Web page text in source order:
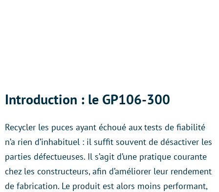
Introduction : le GP106-300
Recycler les puces ayant échoué aux tests de fiabilité
n’a rien d’inhabituel : il suffit souvent de désactiver les
parties défectueuses. Il s’agit d’une pratique courante
chez les constructeurs, afin d’améliorer leur rendement
de fabrication. Le produit est alors moins performant,